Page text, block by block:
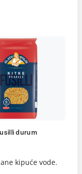
durum
kipuće vode.